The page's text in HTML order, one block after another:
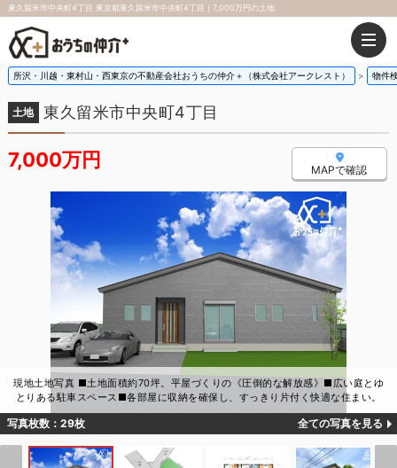
東久留米市中央町4丁目 東京都東久留米市中央町4丁目｜7,000万円の土地
所沢・川越・東村山・西東京の不動産会社おうちの仲介＋（株式会社アークレスト） 物件
土地 東久留米市中央町4丁目
7,000万円 MAPで確認
現地土地写真 ■土地面積約70坪。平屋づくりの《圧倒的な解放感》■広い庭とゆ
とりある駐車スペース■各部屋に収納を確保し、すっきり片付く快適な住まい。
写真枚数：29枚 全ての写真を見る